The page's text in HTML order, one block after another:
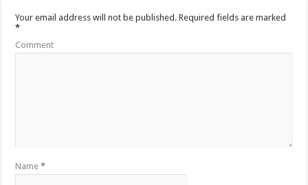
Your email address will not be published. Required fields are marked
*
Comment
Name*